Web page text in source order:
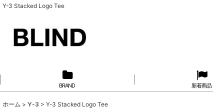
Y-3 Stacked Logo Tee
BRAND 新着商品
ホーム > Y-3 > Y-3 Stacked Logo Tee